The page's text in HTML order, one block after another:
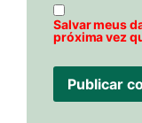
Salvar meus
próxima vez